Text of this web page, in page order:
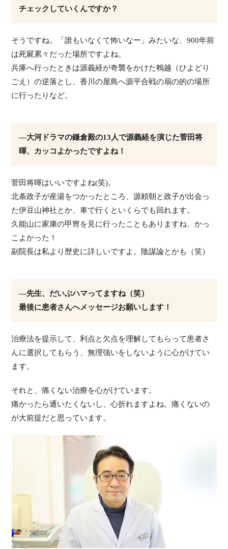
チェックしていくんですか？
そうですね。「誰もいなくて怖いなー」みたいな、900年前
は死屍累々だった場所ですよね。
兵庫へ行ったときは源義経が奇襲をかけた鵯越（ひよどり
ごえ）の逆落とし、香川の屋島へ源平合戦の扇の的の場所
に行ったりなど。
―大河ドラマの鎌倉殿の13人で源義経を演じた菅田将
暉、カッコよかったですよね！
菅田将暉はいいですよね(笑)。
北条政子が産湯をつかったところ、源頼朝と政子が出会っ
た伊豆山神社とか、車で行くといくらでも回れます。
久能山に家康の甲冑を見に行ったこともありますね、かっ
こよかった！
副院長は私より歴史に詳しいですよ。陰謀論とかも（笑）
―先生、だいぶハマってますね（笑）
最後に患者さんへメッセージお願いします！
治療法を提示して、利点と欠点を理解してもらって患者さ
んに選択してもらう、無理強いをしないように心がけてい
ます。
それと、痛くない治療を心がけています。
痛かったら通いたくないし、心折れますよね。痛くないの
が大前提だと思っています。